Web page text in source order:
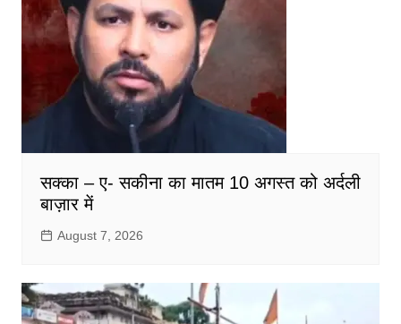
सक्का – ए- सकीना का मातम 10 अगस्त को अर्दली
बाज़ार में
August 7, 2026